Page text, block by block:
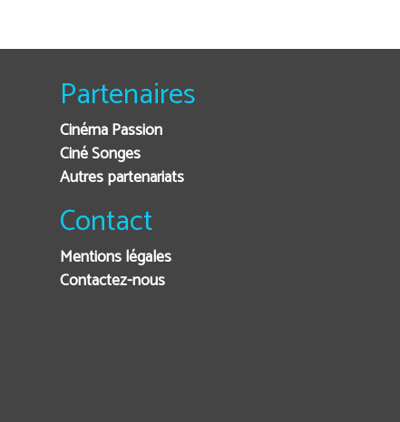
Partenaires
Cinéma Passion
Ciné Songes
Autres partenariats
Contact
Mentions légales
Contactez-nous